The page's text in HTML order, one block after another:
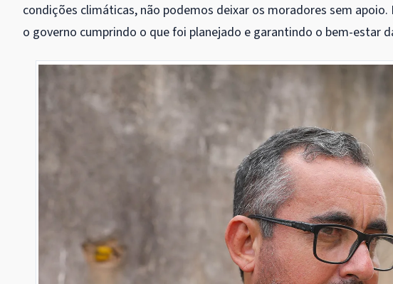
condições climáticas, não podemos deixar os moradores sem
o governo cumprindo o que foi planejado e garantindo o bem-estar